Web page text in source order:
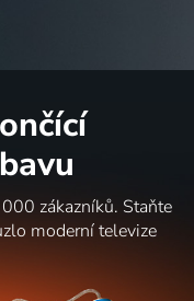
zákazníků. Staňte
moderní televize